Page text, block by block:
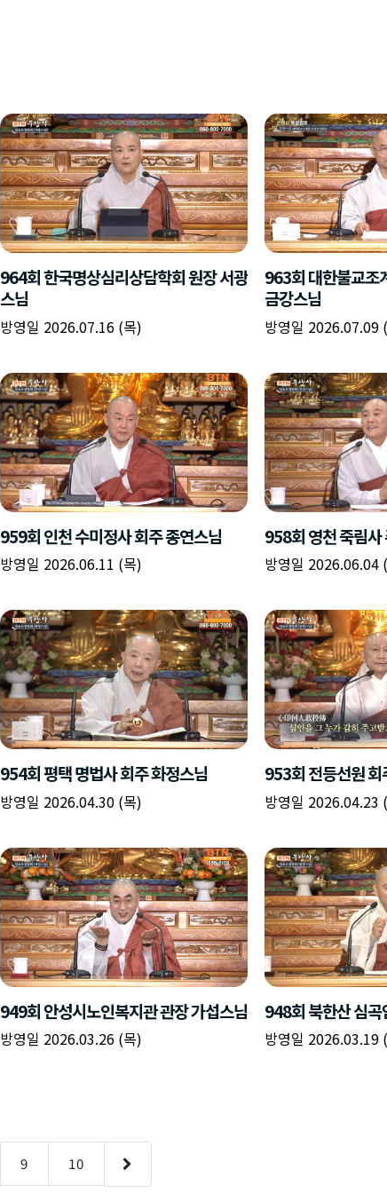
964회 한국명상심리상담학회 원장 서광
스님
방영일 2026.07.16 (목)
963회 대한불교조
금강스님
방영일 2026.07.09
959회 인천 수미정사 회주 종연스님
방영일 2026.06.11 (목)
958회 영천 죽림사
방영일 2026.06.04
954회 평택 명법사 회주 화정스님
방영일 2026.04.30 (목)
953회 전등선원 회
방영일 2026.04.23
949회 안성시노인복지관 관장 가섭스님
방영일 2026.03.26 (목)
948회 북한산 심곡
방영일 2026.03.19
9 10